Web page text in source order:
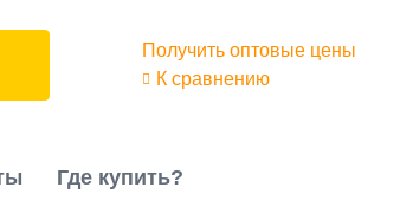
Получить оптовые цены
К сравнению
Где купить?